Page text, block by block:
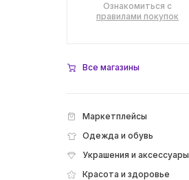
Ознакомиться с
правилами покупок
Все магазины
Маркетплейсы
Одежда и обувь
Украшения и аксессуары
Красота и здоровье